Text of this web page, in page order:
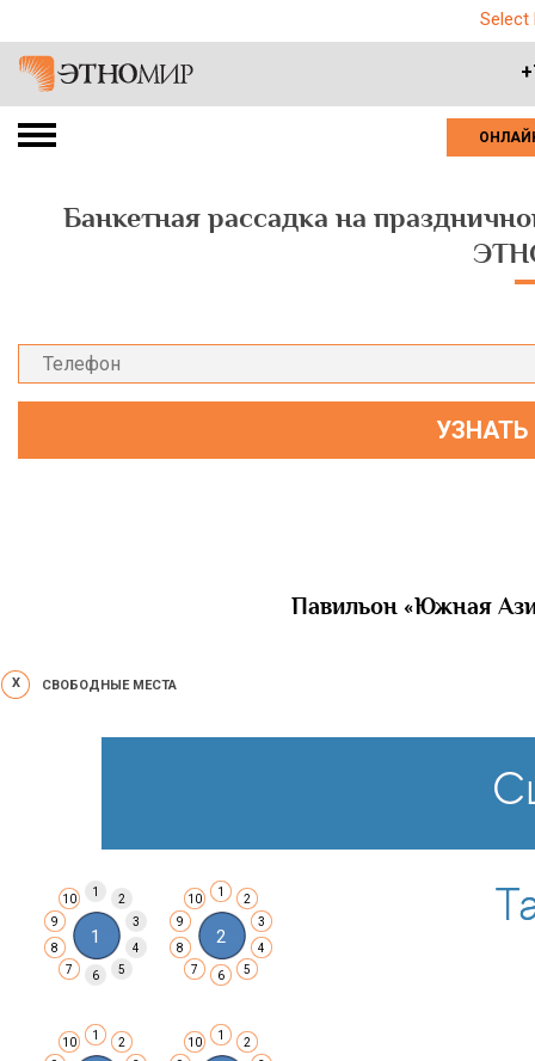
Select
Банкетная рассадка на
Павильон «Южная
X СВОБОДНЫЕ МЕСТА
1
1
2
3
4
5
6
7
8
9
10
2
1
2
3
4
5
6
7
8
9
10
1
2
10
1
2
10